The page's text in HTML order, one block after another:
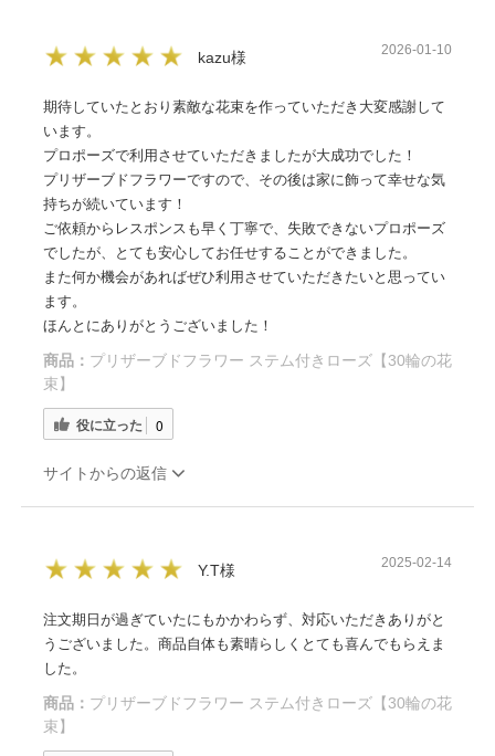
kazu様 2026-01-10
期待していたとおり素敵な花束を作っていただき大変感謝して
います。
プロポーズで利用させていただきましたが大成功でした！
プリザーブドフラワーですので、その後は家に飾って幸せな気
持ちが続いています！
ご依頼からレスポンスも早く丁寧で、失敗できないプロポーズ
でしたが、とても安心してお任せすることができました。
また何か機会があればぜひ利用させていただきたいと思ってい
ます。
ほんとにありがとうございました！
商品： プリザーブドフラワー ステム付きローズ【30輪の花
束】
役に立った 0
サイトからの返信
Y.T様 2025-02-14
注文期日が過ぎていたにもかかわらず、対応いただきありがと
うございました。商品自体も素晴らしくとても喜んでもらえま
した。
商品： プリザーブドフラワー ステム付きローズ【30輪の花
束】